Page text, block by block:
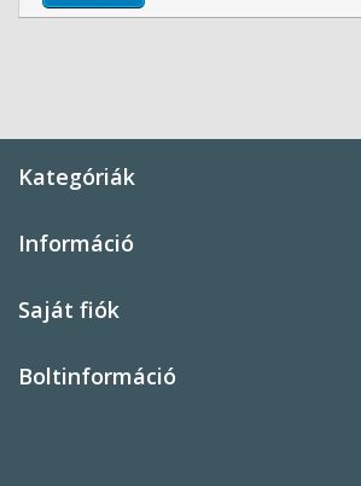
Kategóriák
Információ
Saját fiók
Boltinformáció